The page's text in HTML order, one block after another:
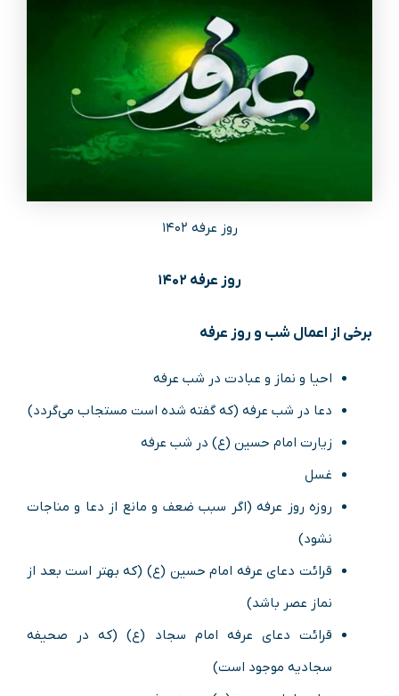
روز عرفه ۱۴۰۲
روز عرفه ۱۴۰۲
برخی از اعمال شب و روز عرفه
احیا و نماز و عبادت در شب عرفه
دعا در شب عرفه (که گفته شده است مستجاب می‌گردد)
زیارت امام حسین (ع) در شب عرفه
غسل
روزه روز عرفه (اگر سبب ضعف و مانع از دعا و مناجات
نشود)
قرائت دعای عرفه امام حسین (ع) (که بهتر است بعد از
نماز عصر باشد)
قرائت دعای عرفه امام سجاد (ع) (که در صحیفه
سجادیه موجود است)